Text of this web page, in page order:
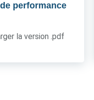
performance
la version .pdf